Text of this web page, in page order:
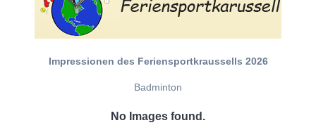
Impressionen des Feriensportkraussells 2026
Badminton
No Images found.